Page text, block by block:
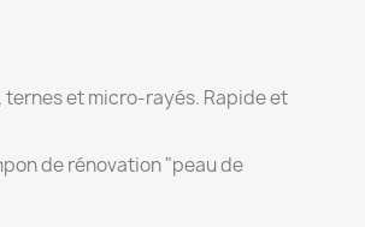
ternes et micro-rayés. Rapide et
de rénovation "peau de